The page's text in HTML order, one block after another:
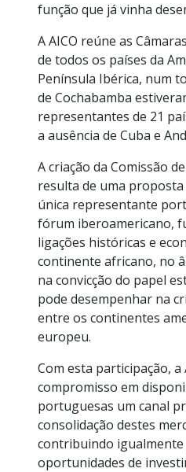
função que já vinha
A AICO reúne as
de todos os países da
Península Ibérica, num
de Cochabamba
representantes de 21
a ausência de Cuba e
A criação da Comissão
resulta de uma
única representante
fórum iberoamericano,
ligações históricas e
continente africano, no
na convicção do papel
pode desempenhar na
entre os continentes
europeu.
Com esta participação,
compromisso em
portuguesas um canal
consolidação destes
contribuindo igualmente
oportunidades de